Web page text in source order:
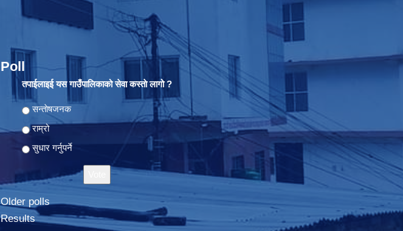
Poll
तपाईलाइई यस गाउँपालिकाको सेवा कस्ताे लागो ?
Choices
सन्ताेषजनक
राम्रो
सुधार गर्नुपर्ने
Older polls
Results